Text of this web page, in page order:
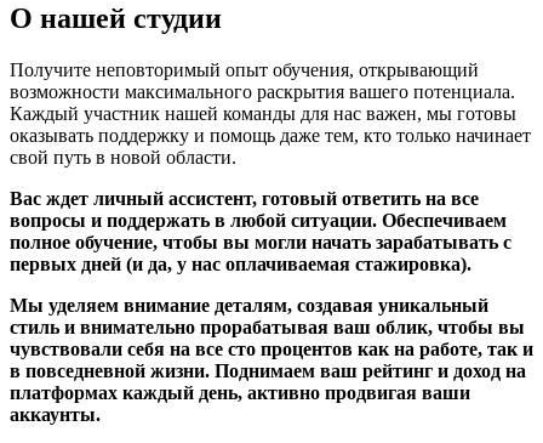
О нашей студии
Получите неповторимый опыт обучения, открывающий
возможности максимального раскрытия вашего потенциала.
Каждый участник нашей команды для нас важен, мы готовы
оказывать поддержку и помощь даже тем, кто только начинает
свой путь в новой области.
Вас ждет личный ассистент, готовый ответить на все
вопросы и поддержать в любой ситуации. Обеспечиваем
полное обучение, чтобы вы могли начать зарабатывать с
первых дней (и да, у нас оплачиваемая стажировка).
Мы уделяем внимание деталям, создавая уникальный
стиль и внимательно прорабатывая ваш облик, чтобы вы
чувствовали себя на все сто процентов как на работе, так и
в повседневной жизни. Поднимаем ваш рейтинг и доход на
платформах каждый день, активно продвигая ваши
аккаунты.